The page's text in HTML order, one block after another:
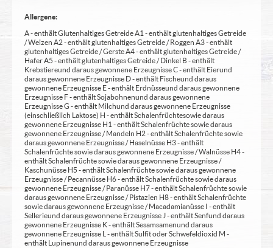
Allergene:
A - enthält Glutenhaltiges Getreide A1 - enthält glutenhaltiges Getreide
/ Weizen A2 - enthält glutenhaltiges Getreide / Roggen A3 - enthält
glutenhaltiges Getreide / Gerste A4 - enthält glutenhaltiges Getreide /
Hafer A5 - enthält glutenhaltiges Getreide / Dinkel B - enthält
Krebstiere und daraus gewonnene Erzeugnisse C - enthält Eier und
daraus gewonnene Erzeugnisse D - enthält Fische und daraus
gewonnene Erzeugnisse E - enthält Erdnüsse und daraus gewonnene
Erzeugnisse F - enthält Sojabohnen und daraus gewonnene
Erzeugnisse G - enthält Milch und daraus gewonnene Erzeugnisse
(einschließlich Laktose) H - enthält Schalenfrüchte sowie daraus
gewonnene Erzeugnisse H1 - enthält Schalenfrüchte sowie daraus
gewonnene Erzeugnisse / Mandeln H2 - enthält Schalenfrüchte sowie
daraus gewonnene Erzeugnisse / Haselnüsse H3 - enthält
Schalenfrüchte sowie daraus gewonnene Erzeugnisse / Walnüsse H4 -
enthält Schalenfrüchte sowie daraus gewonnene Erzeugnisse /
Kaschunüsse H5 - enthält Schalenfrüchte sowie daraus gewonnene
Erzeugnisse / Pecannüsse H6 - enthält Schalenfrüchte sowie daraus
gewonnene Erzeugnisse / Paranüsse H7 - enthält Schalenfrüchte sowie
daraus gewonnene Erzeugnisse / Pistazien H8 - enthält Schalenfrüchte
sowie daraus gewonnene Erzeugnisse / Macadamianüsse I - enthält
Sellerie und daraus gewonnene Erzeugnisse J - enthält Senf und daraus
gewonnene Erzeugnisse K - enthält Sesamsamen und daraus
gewonnene Erzeugnisse L - enthält Sulfit oder Schwefeldioxid M -
enthält Lupinen und daraus gewonnene Erzeugnisse